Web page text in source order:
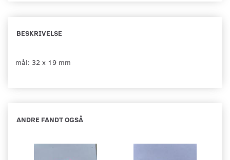
BESKRIVELSE
mål: 32 x 19 mm
ANDRE FANDT OGSÅ